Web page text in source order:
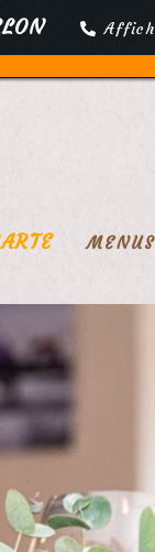
MENUS